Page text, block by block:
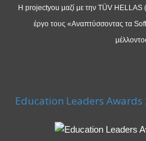
Η projectyou μαζί με την TÜV HELLAS
έργο τους «Αναπτύσσοντας τα
Education Leaders Awards